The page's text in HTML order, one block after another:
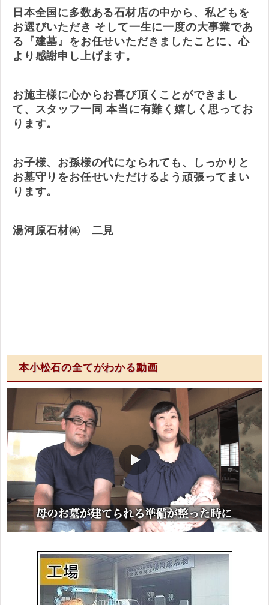
日本全国に多数ある石材店の中から、私どもを
お選びいただき そして一生に一度の大事業であ
る『建墓』をお任せいただきましたことに、心
より感謝申し上げます。
お施主様に心からお喜び頂くことができまし
て、スタッフ一同 本当に有難く嬉しく思ってお
ります。
お子様、お孫様の代になられても、しっかりと
お墓守りをお任せいただけるよう頑張ってまい
ります。
湯河原石材㈱ 二見
本小松石の全てがわかる動画